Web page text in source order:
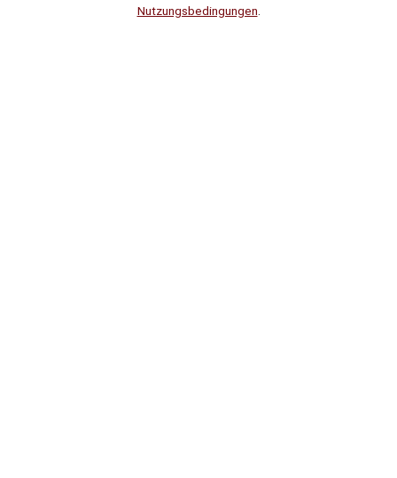
Nutzungsbedingungen